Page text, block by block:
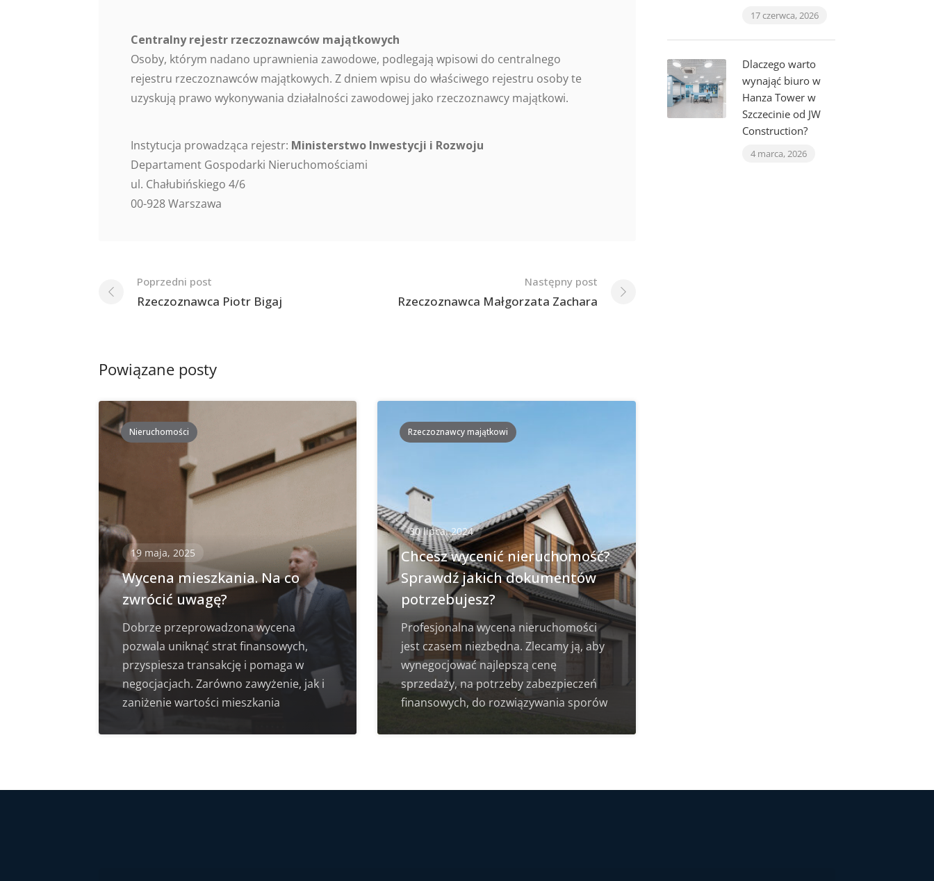
Centralny rejestr rzeczoznawców majątkowych
Osoby, którym nadano uprawnienia zawodowe, podlegają wpisowi do centralnego
rejestru rzeczoznawców majątkowych. Z dniem wpisu do właściwego rejestru osoby te
uzyskują prawo wykonywania działalności zawodowej jako rzeczoznawcy majątkowi.
Instytucja prowadząca rejestr: Ministerstwo Inwestycji i Rozwoju
Departament Gospodarki Nieruchomościami
ul. Chałubińskiego 4/6
00-928 Warszawa
Nawigacja
po
Poprzedni post
Rzeczoznawca Piotr Bigaj
Następny post
Rzeczoznawca Małgorzata Zachara
Powiązane posty
Nieruchomości
19 maja, 2025
Wycena mieszkania. Na co
zwrócić uwagę?
Dobrze przeprowadzona wycena
pozwala uniknąć strat finansowych,
przyspiesza transakcję i pomaga w
negocjacjach. Zarówno zawyżenie, jak i
zaniżenie wartości mieszkania
Rzeczoznawcy majątkowi
30 lipca, 2024
Chcesz wycenić nieruchomość?
Sprawdź jakich dokumentów
potrzebujesz?
Profesjonalna wycena nieruchomości
jest czasem niezbędna. Zlecamy ją, aby
wynegocjować najlepszą cenę
sprzedaży, na potrzeby zabezpieczeń
finansowych, do rozwiązywania sporów
17 czerwca, 2026
Dlaczego warto
wynająć biuro w
Hanza Tower w
Szczecinie od JW
Construction?
4 marca, 2026